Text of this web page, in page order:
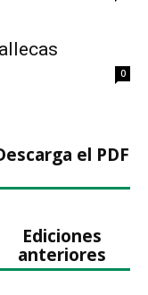
0
el PDF
Ediciones
anteriores